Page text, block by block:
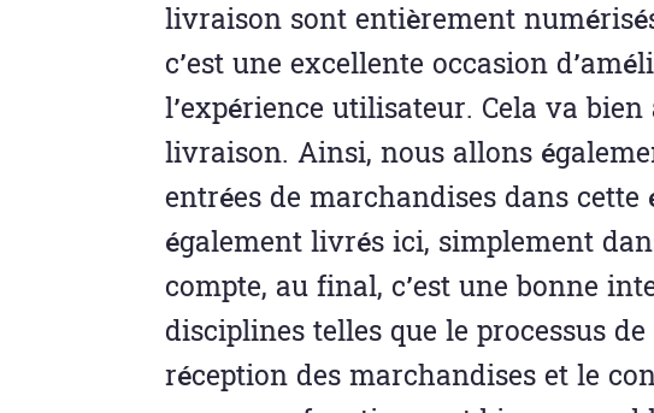
livraison sont entièrement
c’est une excellente occasion
l’expérience utilisateur. Cela va
livraison. Ainsi, nous allons
entrées de marchandises dans
également livrés ici, simplement
compte, au final, c’est une bonne
disciplines telles que le processus
réception des marchandises et le